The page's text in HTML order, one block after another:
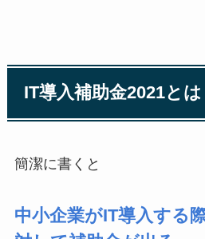
IT導入補助金2021とは
簡潔に書くと
中小企業がIT導入する